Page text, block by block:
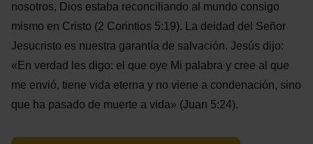
nosotros, Dios estaba reconciliando al mundo consigo
mismo en Cristo (2 Corintios 5:19). La deidad del Señor
Jesucristo es nuestra garantía de salvación. Jesús dijo:
«En verdad les digo: el que oye Mi palabra y cree al que
me envió, tiene vida eterna y no viene a condenación, sino
que ha pasado de muerte a vida» (Juan 5:24).